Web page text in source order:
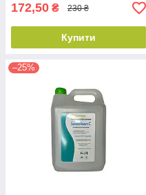
172,50 ₴ 230 ₴
Купити
–25%